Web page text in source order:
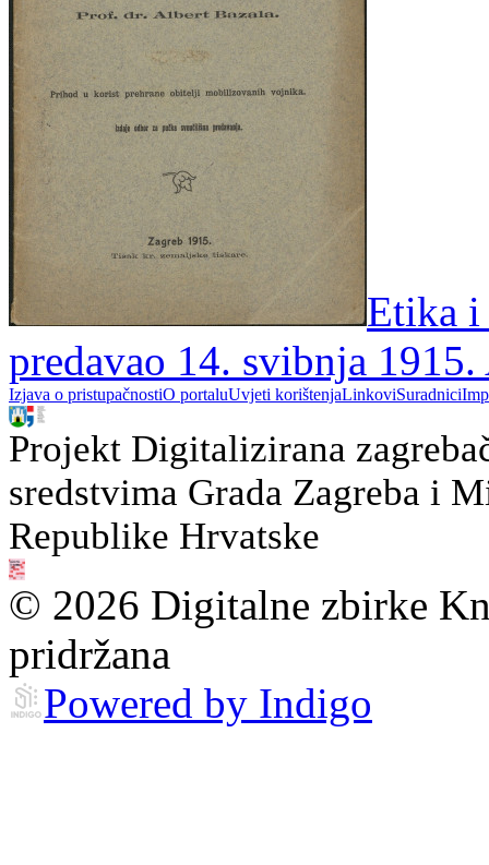
Etika i
predavao 14. svibnja
Izjava o pristupačnostiO portaluUvjeti korištenjaLinkoviSuradnici
Projekt Digitalizirana
sredstvima Grada Zagreba i
Republike Hrvatske
© 2026 Digitalne zbirke
pridržana
Powered by Indigo